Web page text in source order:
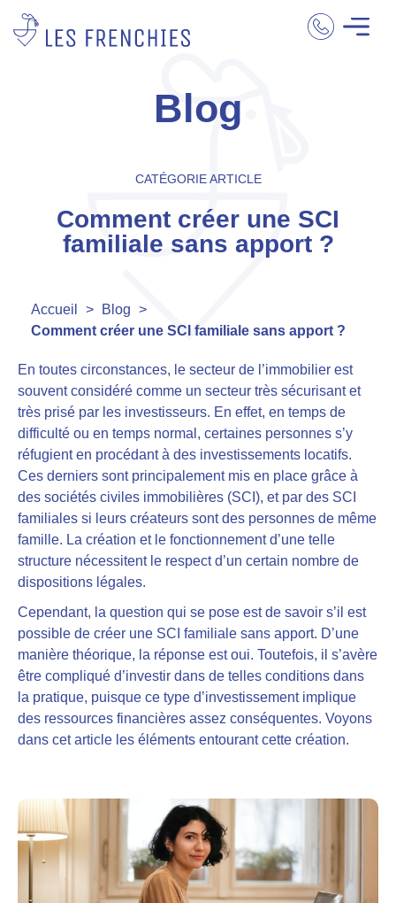
Blog
CATÉGORIE ARTICLE
Comment créer une SCI
familiale sans apport ?
Accueil > Blog >
Comment créer une SCI familiale sans apport ?
En toutes circonstances, le secteur de l’immobilier est
souvent considéré comme un secteur très sécurisant et
très prisé par les investisseurs. En effet, en temps de
difficulté ou en temps normal, certaines personnes s’y
réfugient en procédant à des investissements locatifs.
Ces derniers sont principalement mis en place grâce à
des sociétés civiles immobilières (SCI), et par des SCI
familiales si leurs créateurs sont des personnes de même
famille. La création et le fonctionnement d’une telle
structure nécessitent le respect d’un certain nombre de
dispositions légales.
Cependant, la question qui se pose est de savoir s’il est
possible de créer une SCI familiale sans apport. D’une
manière théorique, la réponse est oui. Toutefois, il s’avère
être compliqué d’investir dans de telles conditions dans
la pratique, puisque ce type d’investissement implique
des ressources financières assez conséquentes. Voyons
dans cet article les éléments entourant cette création.